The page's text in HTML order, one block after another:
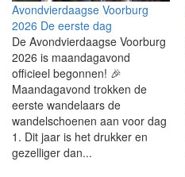
Avondvierdaagse Voorburg
2026 De eerste dag
De Avondvierdaagse Voorburg
2026 is maandagavond
officieel begonnen! 🎉
Maandagavond trokken de
eerste wandelaars de
wandelschoenen aan voor dag
1. Dit jaar is het drukker en
gezelliger dan...